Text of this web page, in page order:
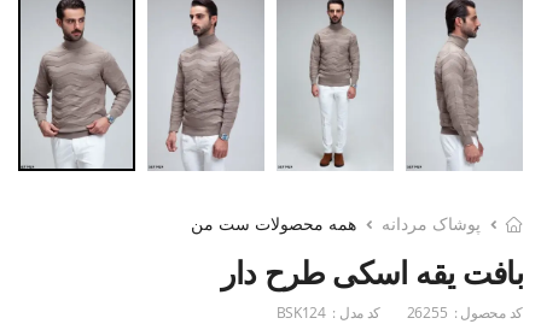
پوشاک مردانه همه محصولات ست من
بافت یقه اسکی طرح دار
کد محصول : 26255 کد مدل : BSK124